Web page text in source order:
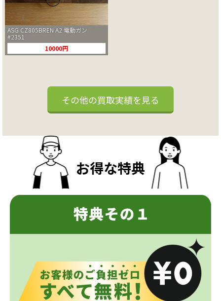
ASG CZ805BREN A2 電動ガン
#2351
10000円
その他の買取実績を見る
お得な特典